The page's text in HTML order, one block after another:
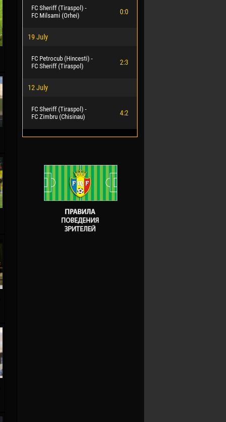
FC Sheriff (Tiraspol) -
FC Milsami (Orhei)
0:0
19 July
FC Petrocub (Hincesti) -
FC Sheriff (Tiraspol)
2:3
12 July
FC Sheriff (Tiraspol) -
FC Zimbru (Chisinau)
4:2